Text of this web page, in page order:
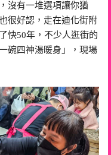
沒有一堆選項讓你猶
很好認，走在迪化街附
快50年，不少人逛街的
碗四神湯暖身」，現場